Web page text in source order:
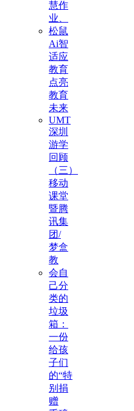
慧作
业、
松鼠
Ai智
适应
教育
点亮
教育
未来
UMT
深圳
游学
回顾
（三）
移动
课堂
暨腾
讯集
团/
梦盒
教
会自
己分
类的
垃圾
箱：
一份
给孩
子们
的“特
别捐
赠